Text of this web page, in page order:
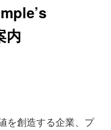
内
を創造する企業、プ